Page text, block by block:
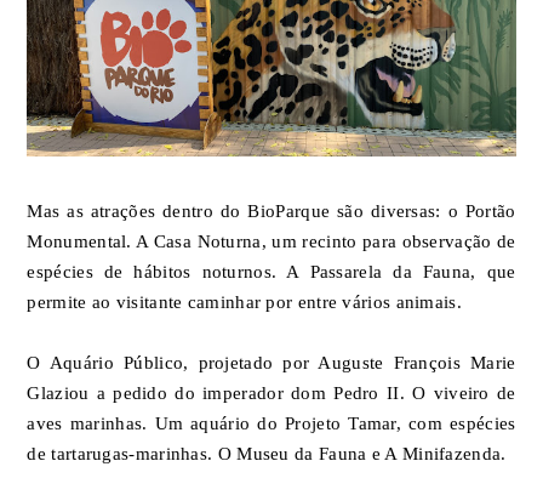
Mas as atrações dentro do BioParque são diversas: o Portão
Monumental. A Casa Noturna, um recinto para observação de
espécies de hábitos noturnos. A Passarela da Fauna, que
permite ao visitante caminhar por entre vários animais.
O Aquário Público, projetado por Auguste François Marie
Glaziou a pedido do imperador dom Pedro II. O viveiro de
aves marinhas. Um aquário do Projeto Tamar, com espécies
de tartarugas-marinhas. O Museu da Fauna e A Minifazenda.